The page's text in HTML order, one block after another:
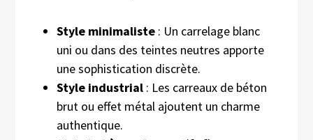
Style minimaliste : Un carrelage blanc
uni ou dans des teintes neutres apporte
une sophistication discrète.
Style industrial : Les carreaux de béton
brut ou effet métal ajoutent un charme
authentique.